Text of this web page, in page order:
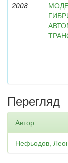
2008
Перегляд
Автор
Нефьодов,